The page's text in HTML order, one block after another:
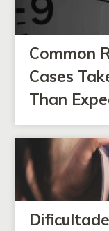
Common
Cases
Than